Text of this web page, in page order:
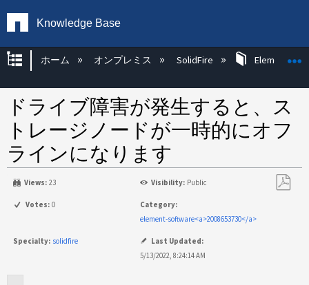
Knowledge Base
グローバル階層を展開/折りたたむ
ホーム オンプレミス SolidFire Element OS
ドライブ障害が発生すると、ス
トレージノードが一時的にオフ
ラインになります
Views: 23 Visibility: Public
Votes: 0
Category:
element-software<a>2008653730</a>
Specialty: solidfire
Last Updated:
5/13/2022, 8:24:14 AM